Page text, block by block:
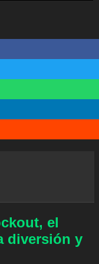
el
diversión y